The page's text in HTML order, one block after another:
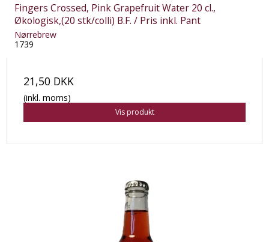
Fingers Crossed, Pink Grapefruit Water 20 cl.,
Økologisk,(20 stk/colli) B.F. / Pris inkl. Pant
Nørrebrew
1739
21,50 DKK
(inkl. moms)
Vis produkt